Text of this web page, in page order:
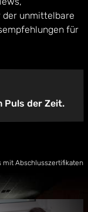
der unmittelbare
für
Puls der Zeit.
mit Abschlusszertifikaten